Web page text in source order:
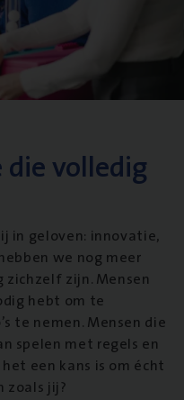
volledig
in geloven: innovatie,
we nog meer
zijn. Mensen
hebt om te
te nemen. Mensen die
spelen met regels en
een kans is om écht
zoals jij?